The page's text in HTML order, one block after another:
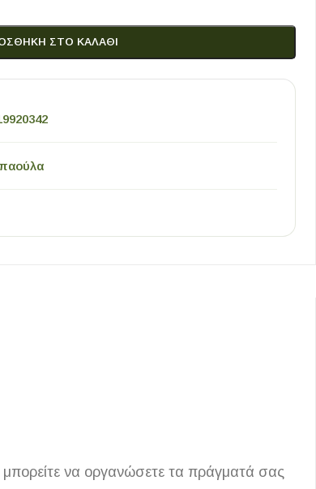
ΣΤΟ ΚΑΛΆΘΙ
να οργανώσετε τα πράγματά σας